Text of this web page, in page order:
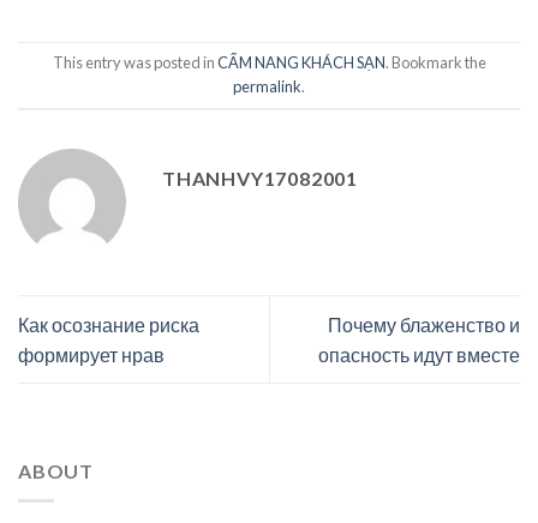
This entry was posted inCẨM NANG KHÁCH SẠN. Bookmark the
permalink.
THANHVY17082001
Как осознание риска
формирует нрав
Почему блаженство и
опасность идут вместе
ABOUT